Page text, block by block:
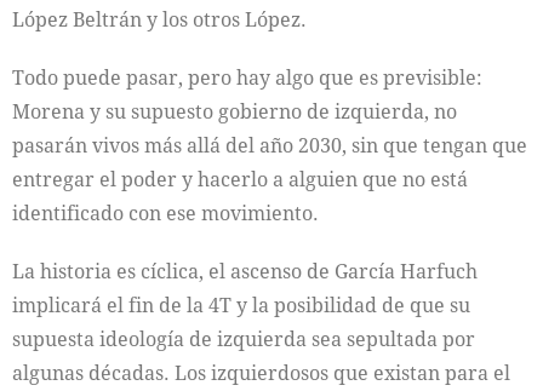
López Beltrán y los otros López.
Todo puede pasar, pero hay algo que es previsible:
Morena y su supuesto gobierno de izquierda, no
pasarán vivos más allá del año 2030, sin que tengan que
entregar el poder y hacerlo a alguien que no está
identificado con ese movimiento.
La historia es cíclica, el ascenso de García Harfuch
implicará el fin de la 4T y la posibilidad de que su
supuesta ideología de izquierda sea sepultada por
algunas décadas. Los izquierdosos que existan para el